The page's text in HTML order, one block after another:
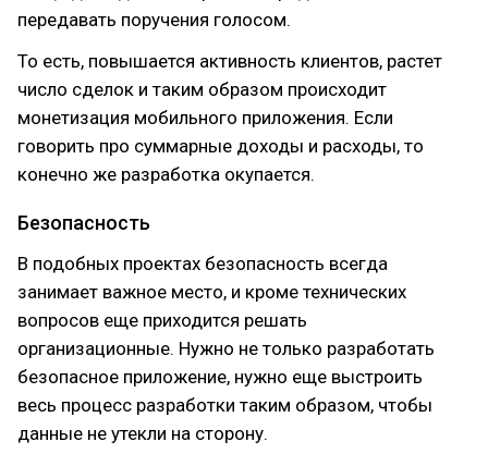
передавать поручения голосом.
То есть, повышается активность клиентов, растет
число сделок и таким образом происходит
монетизация мобильного приложения. Если
говорить про суммарные доходы и расходы, то
конечно же разработка окупается.
Безопасность
В подобных проектах безопасность всегда
занимает важное место, и кроме технических
вопросов еще приходится решать
организационные. Нужно не только разработать
безопасное приложение, нужно еще выстроить
весь процесс разработки таким образом, чтобы
данные не утекли на сторону.